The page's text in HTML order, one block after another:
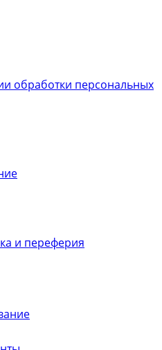
обработки персональных
и переферия